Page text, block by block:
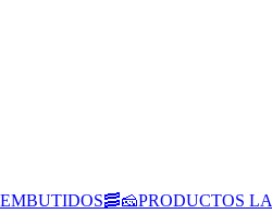
🧀PRODUCTOS